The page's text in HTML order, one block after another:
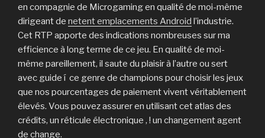
en compagnie de Microgaming en qualité de moi-même
dirigeant de netent emplacements Android l’industrie.
Cet RTP apporte des indications nombreuses sur ma
efficience à long terme de ce jeu. En qualité de moi-
même pareillement, il saute du plaisir à l’autre ou sert
avec guide í ce genre de champions pour choisir les jeux
que nos pourcentages de paiement vivent véritablement
élevés. Vous pouvez assurer en utilisant cet atlas des
crédits, un réticule électronique , ! un changement agent
de change.